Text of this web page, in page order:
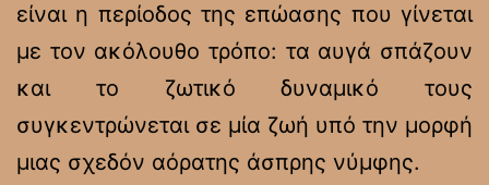
είναι η περίοδος της επώασης που γίνεται
με τον ακόλουθο τρόπο: τα αυγά σπάζουν
και το ζωτικό δυναμικό τους
συγκεντρώνεται σε μία ζωή υπό την μορφή
μιας σχεδόν αόρατης άσπρης νύμφης.